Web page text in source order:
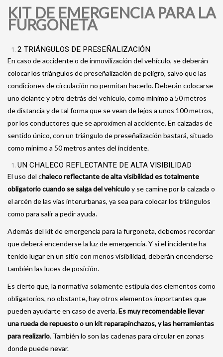
KIT DE EMERGENCIA PARA LA
FURGONETA
2 TRIÁNGULOS DE PRESEÑALIZACIÓN
En caso de accidente o de inmovilización del vehículo, se deberán
colocar los triángulos de preseñalización de peligro, salvo que las
condiciones de circulación no permitan hacerlo. Deberán colocarse
uno delante y otro detrás del vehículo, como mínimo a 50 metros
de distancia y de tal forma que se vean de lejos a unos 100 metros,
por los conductores que se aproximen al accidente. En calzadas de
sentido único, con un triángulo de preseñalización bastará, situado
como mínimo a 50 metros antes del incidente.
UN CHALECO REFLECTANTE DE ALTA VISIBILIDAD
El uso del chaleco reflectante de alta visibilidad es totalmente
obligatorio cuando se salga del vehículoy se camine por la calzada o
el arcén de las vías interurbanas, ya sea para colocar los triángulos
como para salir a pedir ayuda.
Además del kit de emergencia para la furgoneta, debemos recordar
que deberá encenderse la luz de emergencia. Y si el incidente ha
tenido lugar en un sitio con menos visibilidad, deberán encenderse
también las luces de posición.
Es cierto que, la normativa solamente estipula dos elementos como
obligatorios, no obstante, hay otros elementos importantes que
pueden ayudarte en caso de avería.Es muy recomendable llevar
una rueda de repuesto o un kit reparapinchazos, y las herramientas
para realizarlo. También lo son las cadenas para circular en zonas
donde puede nevar.